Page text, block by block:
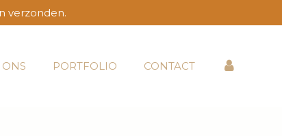
verzonden.
ONS PORTFOLIO CONTACT